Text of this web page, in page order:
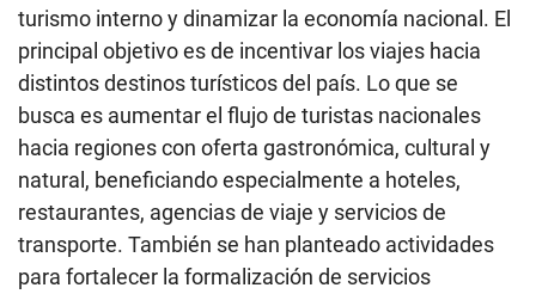
turismo interno y dinamizar la economía nacional. El
principal objetivo es de incentivar los viajes hacia
distintos destinos turísticos del país. Lo que se
busca es aumentar el flujo de turistas nacionales
hacia regiones con oferta gastronómica, cultural y
natural, beneficiando especialmente a hoteles,
restaurantes, agencias de viaje y servicios de
transporte. También se han planteado actividades
para fortalecer la formalización de servicios